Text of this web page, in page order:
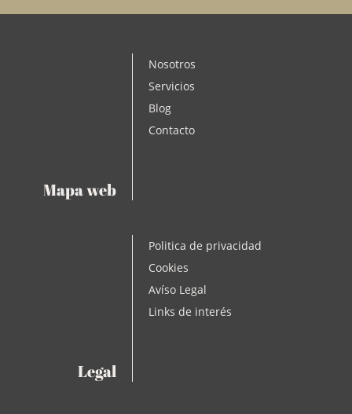
Mapa web
Nosotros
Servicios
Blog
Contacto
Legal
Politica de privacidad
Cookies
Avíso Legal
Links de interés